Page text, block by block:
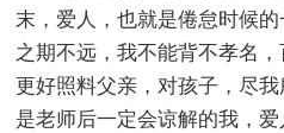
末，爱人，也就是倦怠时候
之期不远，我不能背不孝名
更好照料父亲，对孩子，尽
是老师后一定会谅解的我，